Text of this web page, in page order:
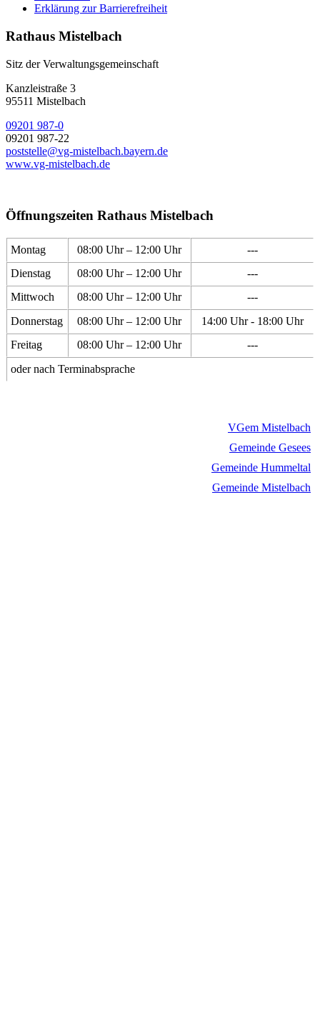
Erklärung zur Barrierefreiheit
Rathaus Mistelbach
Sitz der Verwaltungsgemeinschaft
Kanzleistraße 3
95511 Mistelbach
09201 987-0
09201 987-22
poststelle@vg-mistelbach.bayern.de
www.vg-mistelbach.de
Öffnungszeiten Rathaus Mistelbach
Montag 08:00 Uhr – 12:00 Uhr
---
Dienstag
08:00 Uhr – 12:00 Uhr
---
Mittwoch
08:00 Uhr – 12:00 Uhr
---
Donnerstag
08:00 Uhr – 12:00 Uhr
14:00 Uhr - 18:00 Uhr
Freitag
08:00 Uhr – 12:00 Uhr
---
oder nach Terminabsprache
VGem Mistelbach
Gemeinde Gesees
Gemeinde Hummeltal
Gemeinde Mistelbach